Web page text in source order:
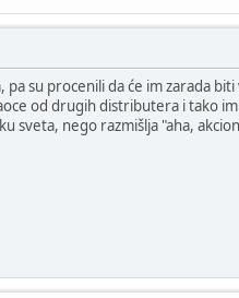
su procenili da će im zarada
od drugih distributera i tako
nego razmišlja "aha,